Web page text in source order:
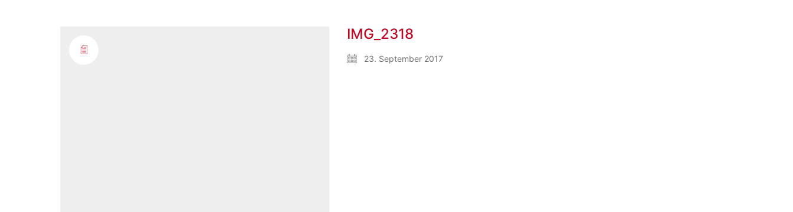
IMG_2318
23. September 2017